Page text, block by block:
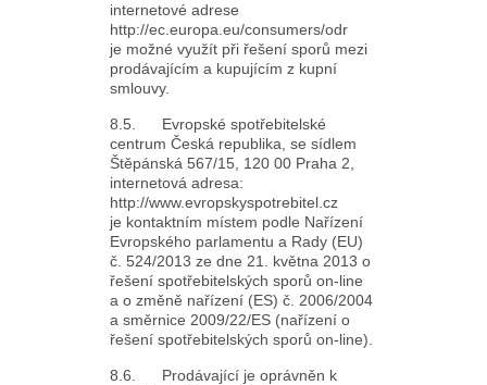
internetové adrese
http://ec.europa.eu/consumers/odr
je možné využít při řešení sporů mezi
prodávajícím a kupujícím z kupní
smlouvy.
8.5. Evropské spotřebitelské
centrum Česká republika, se sídlem
Štěpánská 567/15, 120 00 Praha 2,
internetová adresa:
http://www.evropskyspotrebitel.cz
je kontaktním místem podle Nařízení
Evropského parlamentu a Rady (EU)
č. 524/2013 ze dne 21. května 2013 o
řešení spotřebitelských sporů on-line
a o změně nařízení (ES) č. 2006/2004
a směrnice 2009/22/ES (nařízení o
řešení spotřebitelských sporů on-line).
8.6. Prodávající je oprávněn k